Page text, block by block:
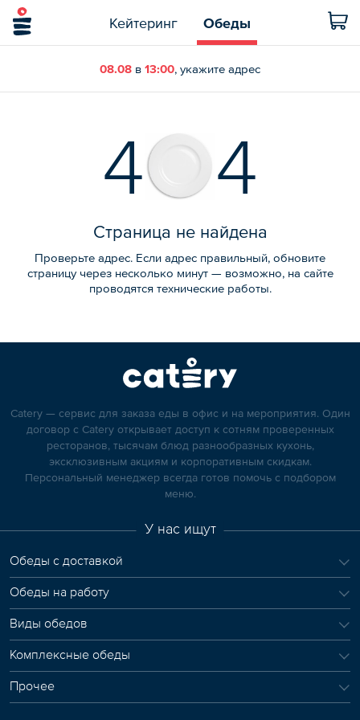
Кейтеринг Обеды
08.08 в 13:00, укажите адрес
4 4
Страница не найдена
Проверьте адрес. Если адрес правильный, обновите
страницу через несколько минут — возможно, на сайте
проводятся технические работы.
Catery — сервис для заказа еды в офис и на мероприятия. Один
договор с Catery открывает доступ к сотням проверенных
ресторанов, тысячам блюд разнообразных кухонь,
эксклюзивным акциям и корпоративным скидкам.
Персональный менеджер всегда готов помочь с подбором
меню.
У нас ищут
Обеды с доставкой
Обеды на работу
Виды обедов
Комплексные обеды
Прочее